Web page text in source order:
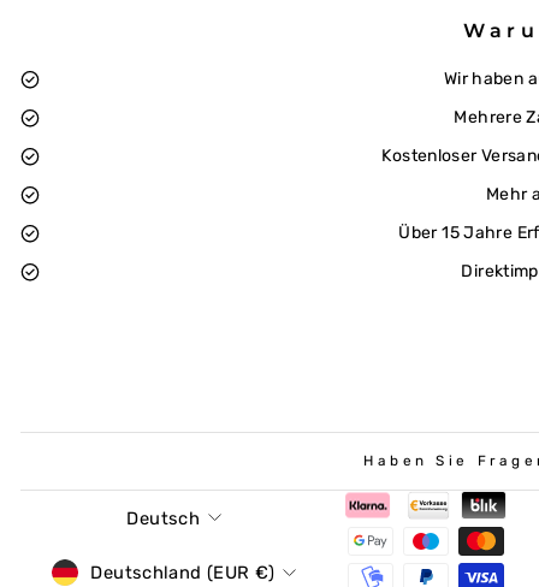
Wir haben
Mehrere
Kostenloser
Mehr
Über 15 Jahre
Haben Sie
Sprache
Deutsch
Deutschland (EUR €)